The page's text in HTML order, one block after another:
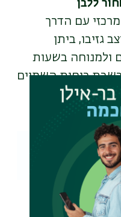
ללבן
עם הדרך
גזיבו, ביתן
ולמנוחה בשעות
רוחות השמיים
הלקוח
ו"השביל